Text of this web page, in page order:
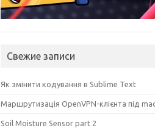
Свежие записи
Як змінити кодування в Sublime Text
Маршрутизація OpenVPN-клієнта під
Soil Moisture Sensor part 2